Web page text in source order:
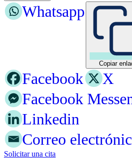
Copiar
Whatsapp
Facebook
X
Facebook
Linkedin
Correo
Solicitar una cita